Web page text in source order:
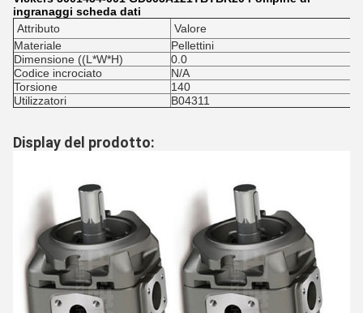
ingranaggi scheda dati
Attributo
Valore
Materiale
Pellettini
Dimensione ((L*W*H)
0.0
Codice incrociato
N/A
Torsione
140
Utilizzatori
B04311
Display del prodotto: